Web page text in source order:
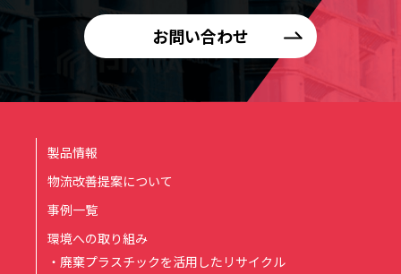
お問い合わせ
製品情報
物流改善提案について
事例一覧
環境への取り組み
・廃棄プラスチックを活用したリサイクル